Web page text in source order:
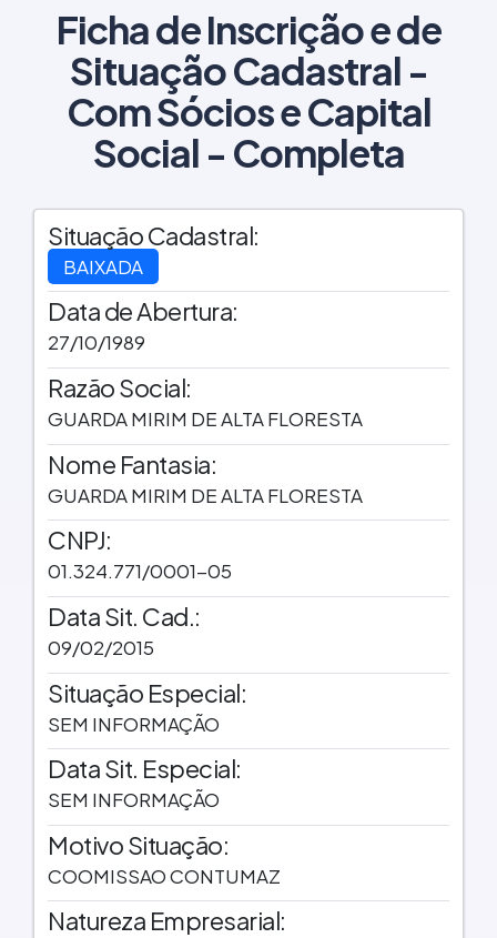
Ficha de Inscrição e de
Situação Cadastral -
Com Sócios e Capital
Social - Completa
Situação Cadastral:
BAIXADA
Data de Abertura:
27/10/1989
Razão Social:
GUARDA MIRIM DE ALTA FLORESTA
Nome Fantasia:
GUARDA MIRIM DE ALTA FLORESTA
CNPJ:
01.324.771/0001-05
Data Sit. Cad.:
09/02/2015
Situação Especial:
SEM INFORMAÇÃO
Data Sit. Especial:
SEM INFORMAÇÃO
Motivo Situação:
COOMISSAO CONTUMAZ
Natureza Empresarial: